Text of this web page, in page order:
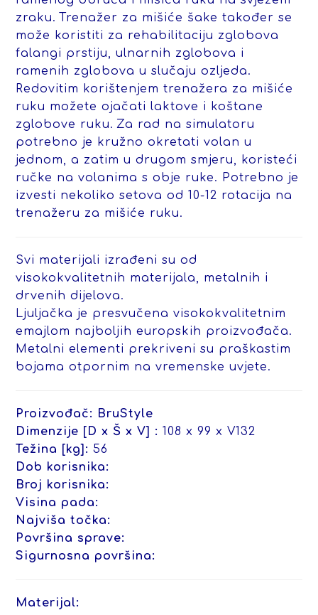
zraku. Trenažer za mišiće šake također se
može koristiti za rehabilitaciju zglobova
falangi prstiju, ulnarnih zglobova i
ramenih zglobova u slučaju ozljeda.
Redovitim korištenjem trenažera za mišiće
ruku možete ojačati laktove i koštane
zglobove ruku. Za rad na simulatoru
potrebno je kružno okretati volan u
jednom, a zatim u drugom smjeru, koristeći
ručke na volanima s obje ruke. Potrebno je
izvesti nekoliko setova od 10-12 rotacija na
trenažeru za mišiće ruku.
Svi materijali izrađeni su od
visokokvalitetnih materijala, metalnih i
drvenih dijelova.
Ljuljačka je presvučena visokokvalitetnim
emajlom najboljih europskih proizvođača.
Metalni elementi prekriveni su praškastim
bojama otpornim na vremenske uvjete.
Proizvođač:
BruStyle
Dimenzije [D x Š x V] : 108 x 99 x V132
Težina [kg]: 56
Dob korisnika:
Broj korisnika:
Visina pada:
Najviša točka:
Površina sprave:
Sigurnosna površina:
Materijal: